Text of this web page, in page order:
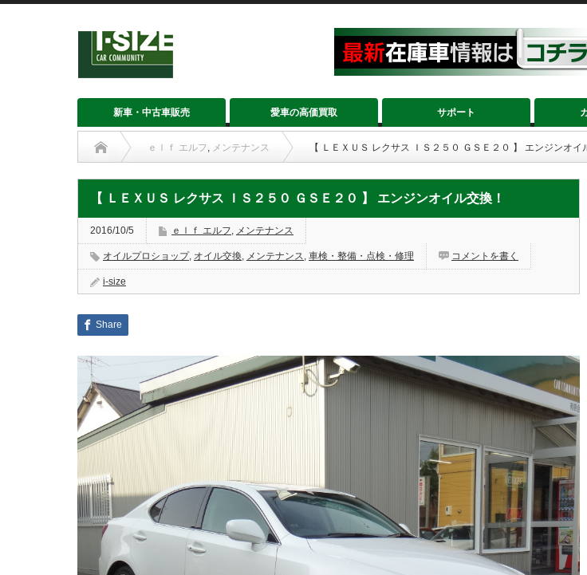
新車・中古車販売 愛車の高価買取 サポート
ｅｌｆ エルフ , メンテナンス 【 ＬＥＸＵＳ レクサス ＩＳ２５０ ＧＳＥ２０ 】 エンジンオイ
【 ＬＥＸＵＳ レクサス ＩＳ２５０ ＧＳＥ２０ 】 エンジンオイル交換！
2016/10/5 ｅｌｆ エルフ, メンテナンス
オイルプロショップ, オイル交換, メンテナンス, 車検・整備・点検・修理 コメントを書く
i-size
Share